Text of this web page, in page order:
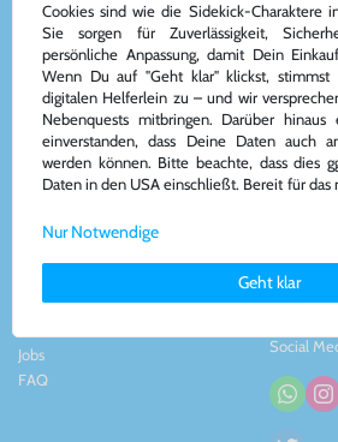
Kontakt&Team
AGB
Widerrufsrecht
Impressum
& Datenschutz
Zahlung und Versand
Vertrag widerrufen
Plauener
13053
Tel: +49
Mail:
Über das Unternehmen
Partnerprogramm
Jobs
FAQ
Social
Cookies sind wie die Sidekick-Charaktere
Sie sorgen für Zuverlässigkeit,
persönliche Anpassung, damit Dein
Wenn Du auf "Geht klar" klickst, stimmst
digitalen Helferlein zu – und wir
Nebenquests mitbringen. Darüber
einverstanden, dass Deine Daten auch
werden können. Bitte beachte, dass dies
Daten in den USA einschließt. Bereit für das
Weitere Informationen zu den von uns
Deinen Rechten als Nutzer findest Du
Impressum.
Geht klar
Nur Notwendige